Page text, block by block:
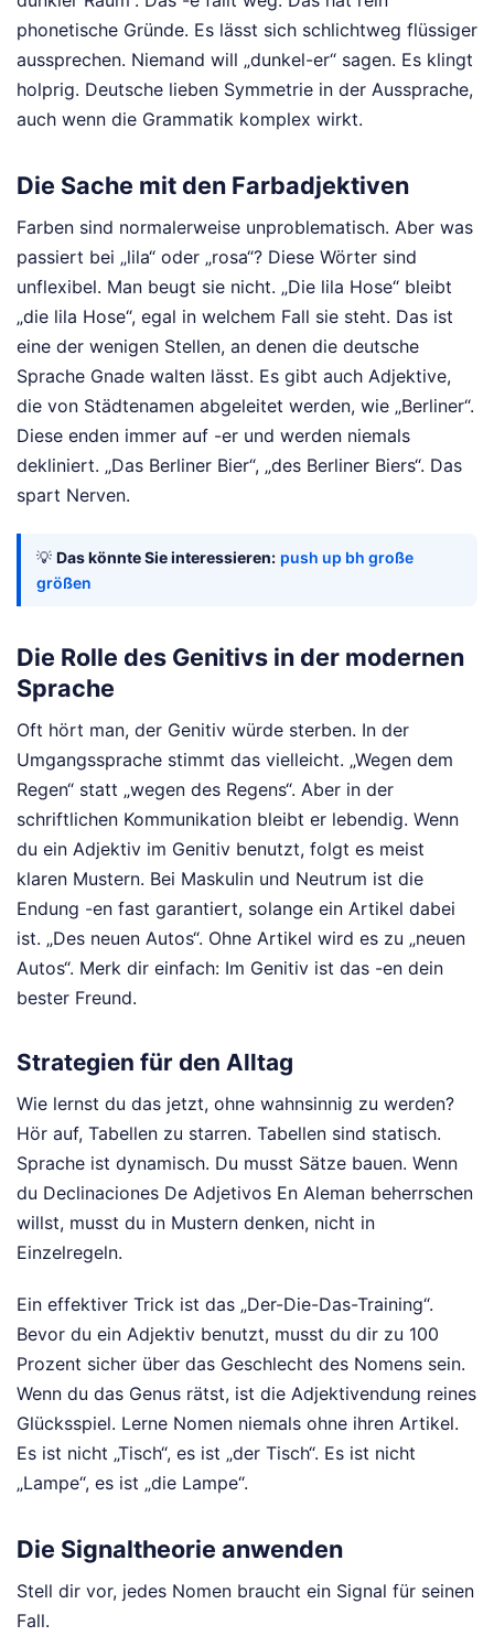
phonetische Gründe. Es lässt sich schlichtweg flüssiger
aussprechen. Niemand will „dunkel-er“ sagen. Es klingt
holprig. Deutsche lieben Symmetrie in der Aussprache,
auch wenn die Grammatik komplex wirkt.
Die Sache mit den Farbadjektiven
Farben sind normalerweise unproblematisch. Aber was
passiert bei „lila“ oder „rosa“? Diese Wörter sind
unflexibel. Man beugt sie nicht. „Die lila Hose“ bleibt
„die lila Hose“, egal in welchem Fall sie steht. Das ist
eine der wenigen Stellen, an denen die deutsche
Sprache Gnade walten lässt. Es gibt auch Adjektive,
die von Städtenamen abgeleitet werden, wie „Berliner“.
Diese enden immer auf -er und werden niemals
dekliniert. „Das Berliner Bier“, „des Berliner Biers“. Das
spart Nerven.
💡 Das könnte Sie interessieren: push up bh große
größen
Die Rolle des Genitivs in der modernen
Sprache
Oft hört man, der Genitiv würde sterben. In der
Umgangssprache stimmt das vielleicht. „Wegen dem
Regen“ statt „wegen des Regens“. Aber in der
schriftlichen Kommunikation bleibt er lebendig. Wenn
du ein Adjektiv im Genitiv benutzt, folgt es meist
klaren Mustern. Bei Maskulin und Neutrum ist die
Endung -en fast garantiert, solange ein Artikel dabei
ist. „Des neuen Autos“. Ohne Artikel wird es zu „neuen
Autos“. Merk dir einfach: Im Genitiv ist das -en dein
bester Freund.
Strategien für den Alltag
Wie lernst du das jetzt, ohne wahnsinnig zu werden?
Hör auf, Tabellen zu starren. Tabellen sind statisch.
Sprache ist dynamisch. Du musst Sätze bauen. Wenn
du Declinaciones De Adjetivos En Aleman beherrschen
willst, musst du in Mustern denken, nicht in
Einzelregeln.
Ein effektiver Trick ist das „Der-Die-Das-Training“.
Bevor du ein Adjektiv benutzt, musst du dir zu 100
Prozent sicher über das Geschlecht des Nomens sein.
Wenn du das Genus rätst, ist die Adjektivendung reines
Glücksspiel. Lerne Nomen niemals ohne ihren Artikel.
Es ist nicht „Tisch“, es ist „der Tisch“. Es ist nicht
„Lampe“, es ist „die Lampe“.
Die Signaltheorie anwenden
Stell dir vor, jedes Nomen braucht ein Signal für seinen
Fall.